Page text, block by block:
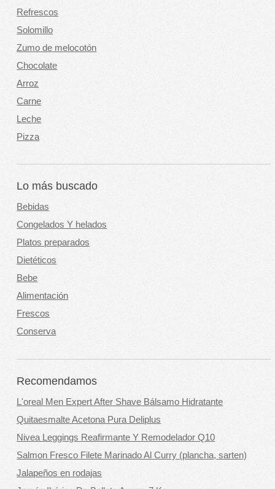
Refrescos
Solomillo
Zumo de melocotón
Chocolate
Arroz
Carne
Leche
Pizza
Lo más buscado
Bebidas
Congelados Y helados
Platos preparados
Dietéticos
Bebe
Alimentación
Frescos
Conserva
Recomendamos
L'oreal Men Expert After Shave Bálsamo Hidratante
Quitaesmalte Acetona Pura Deliplus
Nivea Leggings Reafirmante Y Remodelador Q10
Salmon Fresco Filete Marinado Al Curry (plancha, sarten)
Jalapeños en rodajas